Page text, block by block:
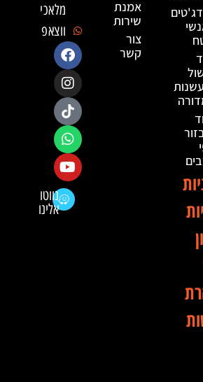
אמנת
שירות
צור
קשר
מלאכי
ווצאפ
נווטו
אלינו